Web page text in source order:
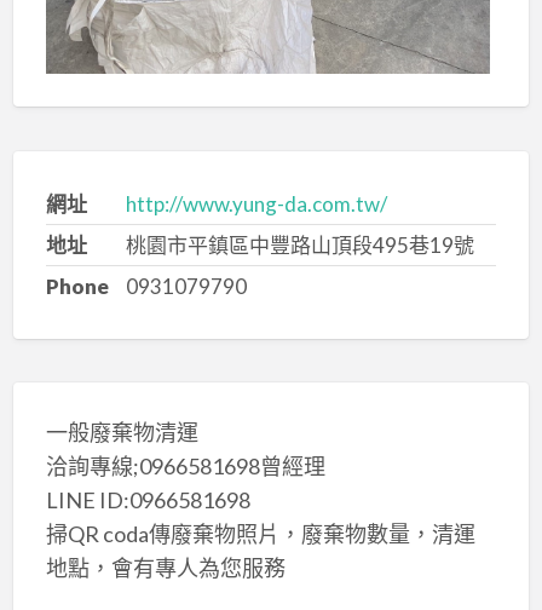
網址
http://www.yung-da.com.tw/
地址
桃園市平鎮區中豐路山頂段495巷19號
Phone
0931079790
一般廢棄物清運
洽詢專線;0966581698曾經理
LINE ID:0966581698
掃QR coda傳廢棄物照片，廢棄物數量，清運
地點，會有專人為您服務